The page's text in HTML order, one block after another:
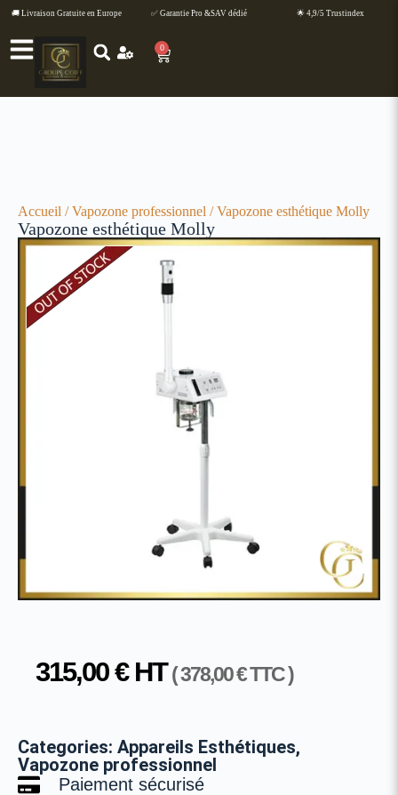
🚚 Livraison Gratuite en Europe ✅ Garantie Pro &SAV dédié 🌟 4,9/5 Trustindex
0
Accueil /Vapozone professionnel / Vapozone esthétique Molly
Vapozone esthétique Molly
315,00€HT (378,00€TTC )
Categories: Appareils Esthétiques,
Vapozone professionnel
Paiement sécurisé